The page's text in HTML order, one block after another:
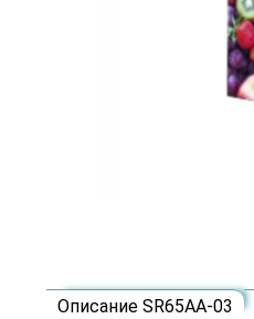
Описание SR65AA-03